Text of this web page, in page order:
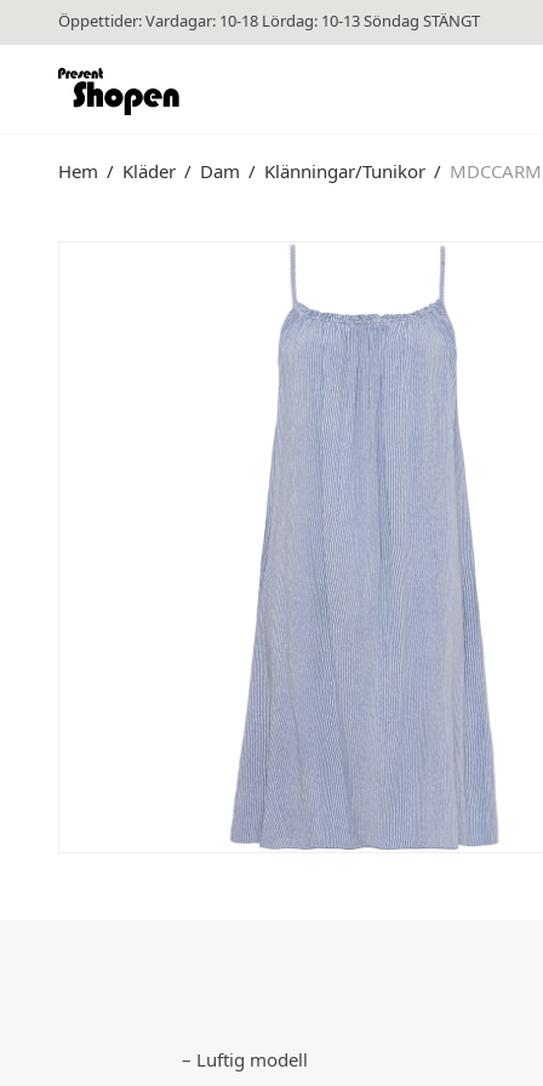
Öppettider: Vardagar: 10-18 Lördag: 10-13 Söndag STÄNGT
Hem / Kläder / Dam / Klänningar/Tunikor /
– Luftig modell